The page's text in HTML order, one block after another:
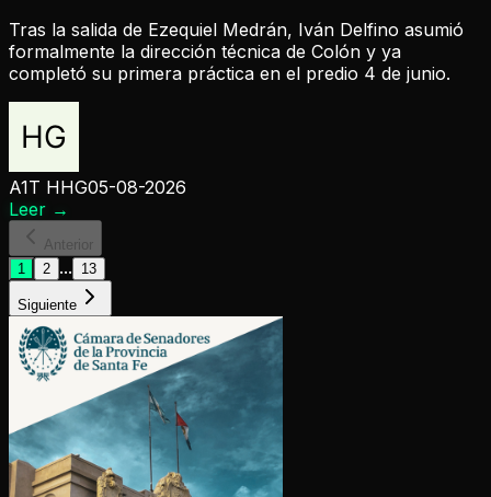
Tras la salida de Ezequiel Medrán, Iván Delfino asumió
formalmente la dirección técnica de Colón y ya
completó su primera práctica en el predio 4 de junio.
A1T HHG05-08-2026
Leer →
Anterior
1
2 ... 13
Siguiente